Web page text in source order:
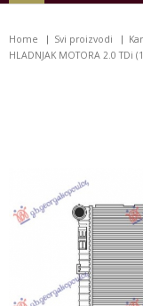
Home Svi proizvodi
HLADNJAK MOTORA 2.0 TDi